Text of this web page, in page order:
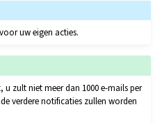
uw eigen acties.
u zult niet meer dan 1000 e-mails per
verdere notificaties zullen worden